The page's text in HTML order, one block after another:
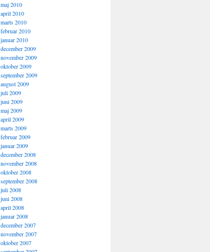
maj 2010
april 2010
marts 2010
februar 2010
januar 2010
december 2009
november 2009
oktober 2009
september 2009
august 2009
juli 2009
juni 2009
maj 2009
april 2009
marts 2009
februar 2009
januar 2009
december 2008
november 2008
oktober 2008
september 2008
juli 2008
juni 2008
april 2008
januar 2008
december 2007
november 2007
oktober 2007